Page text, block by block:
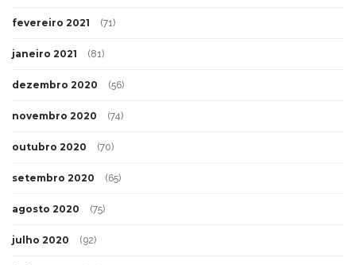
fevereiro 2021 (71)
janeiro 2021 (81)
dezembro 2020 (56)
novembro 2020 (74)
outubro 2020 (70)
setembro 2020 (65)
agosto 2020 (75)
julho 2020 (92)